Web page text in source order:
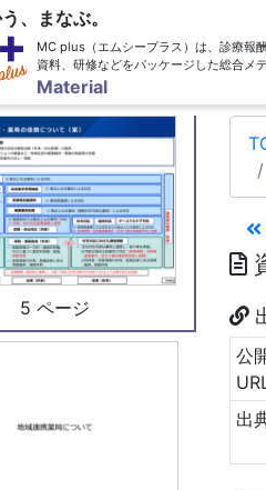
、まなぶ。
MC plus（エムシープラス）は、診療報
資料、研修などをパッケージした総合メデ
Material
4 ページ
5 ページ
公
出